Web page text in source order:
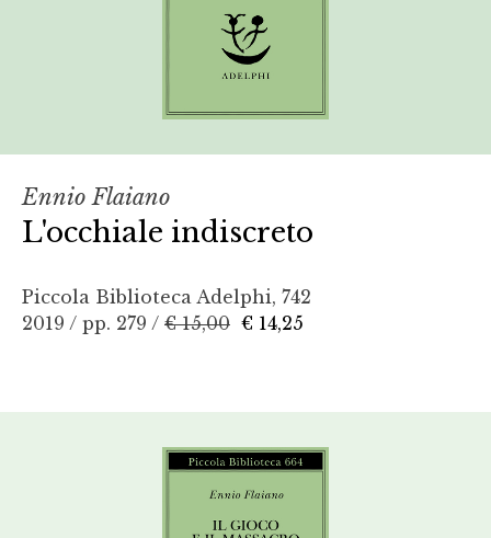
Ennio Flaiano
L'occhiale indiscreto
Piccola Biblioteca Adelphi, 742
2019 / pp. 279 / € 15,00 € 14,25